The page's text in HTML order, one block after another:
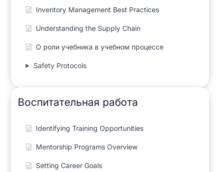
Inventory Management Best Practices
Understanding the Supply Chain
О роли учебника в учебном процессе
Safety Protocols
Воспитательная работа
Identifying Training Opportunities
Mentorship Programs Overview
Setting Career Goals